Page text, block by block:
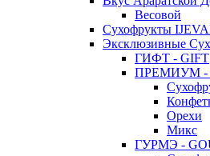
Весовой
Сухофрукты
Эксклюзивные
ГИФТ - GIFT
ПРЕМИУМ -
Орехи
Микс
ГУРМЭ -